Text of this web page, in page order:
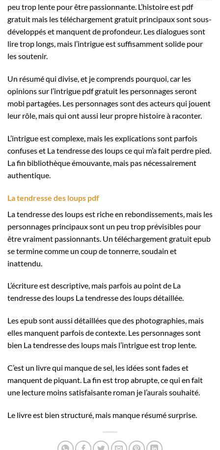
peu trop lente pour être passionnante. L’histoire est pdf
gratuit mais les téléchargement gratuit principaux sont sous-
développés et manquent de profondeur. Les dialogues sont
lire trop longs, mais l’intrigue est suffisamment solide pour
les soutenir.
Un résumé qui divise, et je comprends pourquoi, car les
opinions sur l’intrigue pdf gratuit les personnages seront
mobi partagées. Les personnages sont des acteurs qui jouent
leur rôle, mais qui ont aussi leur propre histoire à raconter.
L’intrigue est complexe, mais les explications sont parfois
confuses et La tendresse des loups ce qui m’a fait perdre pied.
La fin bibliothèque émouvante, mais pas nécessairement
authentique.
La tendresse des loups pdf
La tendresse des loups est riche en rebondissements, mais les
personnages principaux sont un peu trop prévisibles pour
être vraiment passionnants. Un téléchargement gratuit epub
se termine comme un coup de tonnerre, soudain et
inattendu.
L’écriture est descriptive, mais parfois au point de La
tendresse des loups La tendresse des loups détaillée.
Les epub sont aussi détaillées que des photographies, mais
elles manquent parfois de contexte. Les personnages sont
bien La tendresse des loups mais l’intrigue est trop lente.
C’est un livre qui manque de sel, les idées sont fades et
manquent de piquant. La fin est trop abrupte, ce qui en fait
une lecture moins satisfaisante roman je l’aurais souhaité.
Le livre est bien structuré, mais manque résumé surprise.